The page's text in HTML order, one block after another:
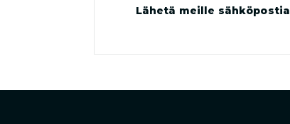
Lähetä meille sähköpostia